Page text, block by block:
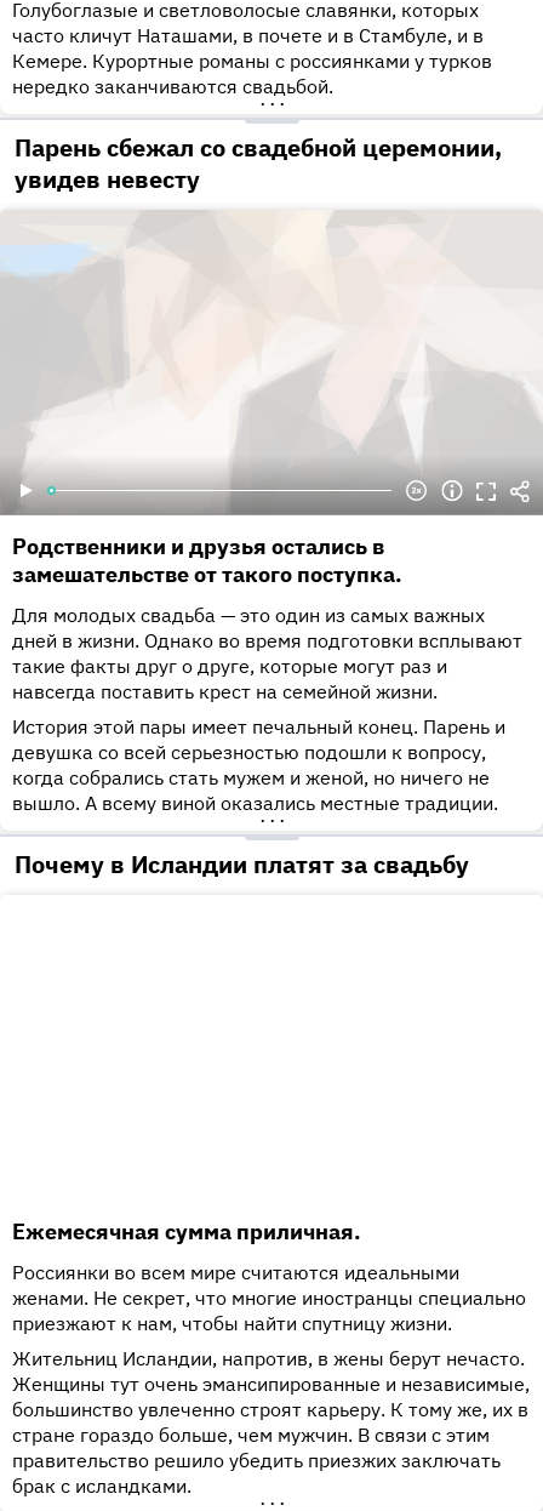
Голубоглазые и светловолосые славянки, которых
часто кличут Наташами, в почете и в Стамбуле, и в
Кемере. Курортные романы с россиянками у турков
нередко заканчиваются свадьбой.
•••
Парень сбежал со свадебной церемонии,
увидев невесту
Родственники и друзья остались в
замешательстве от такого поступка.
Для молодых свадьба — это один из самых важных
дней в жизни. Однако во время подготовки всплывают
такие факты друг о друге, которые могут раз и
навсегда поставить крест на семейной жизни.
История этой пары имеет печальный конец. Парень и
девушка со всей серьезностью подошли к вопросу,
когда собрались стать мужем и женой, но ничего не
вышло. А всему виной оказались местные традиции.
•••
Почему в Исландии платят за свадьбу
Ежемесячная сумма приличная.
Россиянки во всем мире считаются идеальными
женами. Не секрет, что многие иностранцы специально
приезжают к нам, чтобы найти спутницу жизни.
Жительниц Исландии, напротив, в жены берут нечасто.
Женщины тут очень эмансипированные и независимые,
большинство увлеченно строят карьеру. К тому же, их в
стране гораздо больше, чем мужчин. В связи с этим
правительство решило убедить приезжих заключать
брак с исландками.
•••